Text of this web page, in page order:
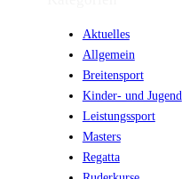
Aktuelles
Allgemein
Breitensport
Kinder- und Jugend
Leistungssport
Masters
Regatta